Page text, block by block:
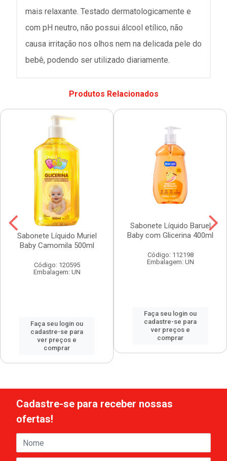
mais relaxante. Testado dermatologicamente e
com pH neutro, não possui álcool etílico, não
causa irritação nos olhos nem na delicada pele do
bebê, podendo ser utilizado diariamente.
Produtos Relacionados
Sabonete Líquido Muriel
Baby Camomila 500ml
Código: 120595
Embalagem: UN
Faça seu login ou
cadastre-se para
ver preços e
comprar
Sabonete Líquido Baruel
Baby com Glicerina 400ml
Código: 112198
Embalagem: UN
Faça seu login ou
cadastre-se para
ver preços e
comprar
Cadastre-se para receber nossas
ofertas!